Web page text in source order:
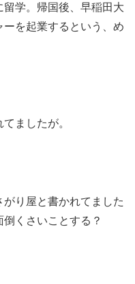
学。帰国後、早稲田大
を起業するという、め
ましたが。
り屋と書かれてました
くさいことする？